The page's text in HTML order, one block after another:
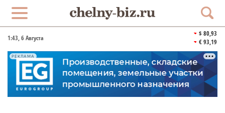
1:43, 6 Августа
$ 80,93
€ 93,19
РЕКЛАМА